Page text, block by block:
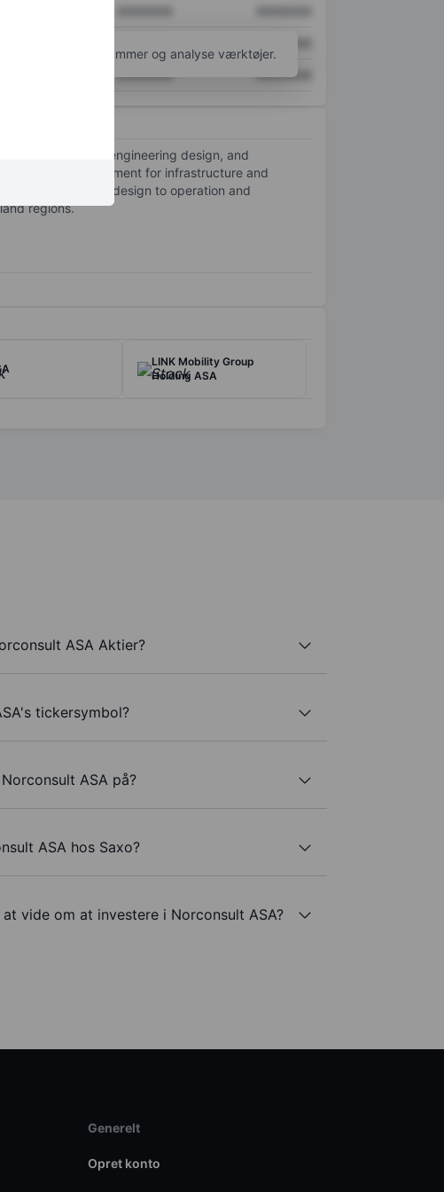
XXXXXXX XXXXXXX
til flere diagrammer og analyse værktøjer.
social planning, engineering design, and
facility management for infrastructure and
and engineering design to operation and
regions.
LINK Mobility Group
Holding ASA
ASA Aktier?
tickersymbol?
ASA på?
ASA hos Saxo?
vide om at investere i Norconsult ASA?
Generelt
Opret konto